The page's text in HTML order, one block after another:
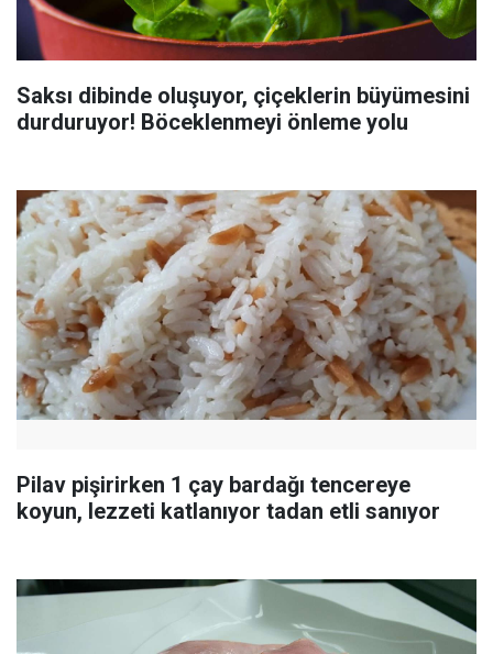
Saksı dibinde oluşuyor, çiçeklerin büyümesini
durduruyor! Böceklenmeyi önleme yolu
Pilav pişirirken 1 çay bardağı tencereye
koyun, lezzeti katlanıyor tadan etli sanıyor